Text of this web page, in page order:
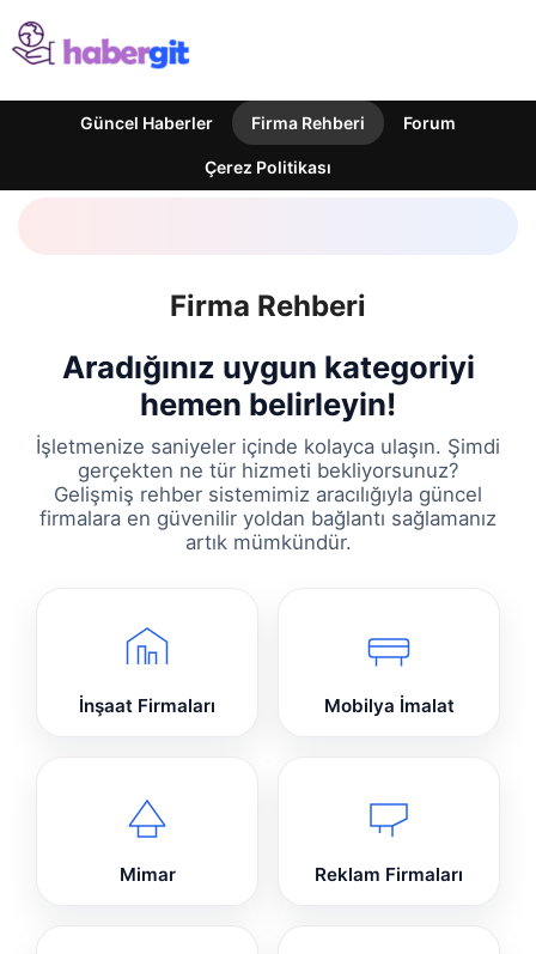
Güncel Haberler Firma Rehberi Forum
Çerez Politikası
Firma Rehberi
Aradığınız uygun kategoriyi
hemen belirleyin!
İşletmenize saniyeler içinde kolayca ulaşın. Şimdi
gerçekten ne tür hizmeti bekliyorsunuz?
Gelişmiş rehber sistemimiz aracılığıyla güncel
firmalara en güvenilir yoldan bağlantı sağlamanız
artık mümkündür.
İnşaat Firmaları Mobilya İmalat
Mimar Reklam Firmaları